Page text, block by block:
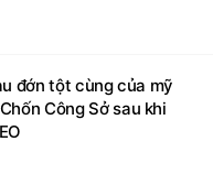
đớn tột cùng của mỹ
Công Sở sau khi